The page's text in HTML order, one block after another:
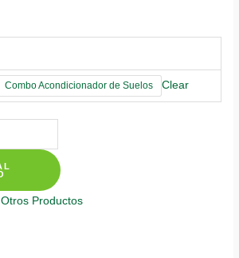
Combo Acondicionador de Suelos Clear
Otros Productos